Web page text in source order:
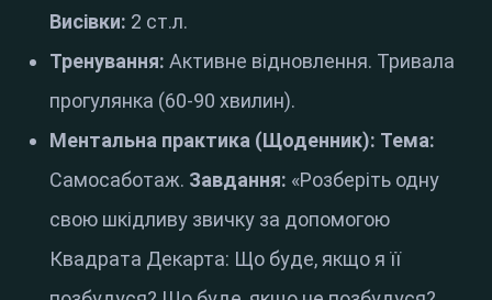
Висівки: 2 ст.л.
Тренування: Активне відновлення. Тривала
прогулянка (60-90 хвилин).
Ментальна практика (Щоденник): Тема:
Самосаботаж. Завдання: «Розберіть одну
свою шкідливу звичку за допомогою
Квадрата Декарта: Що буде, якщо я її